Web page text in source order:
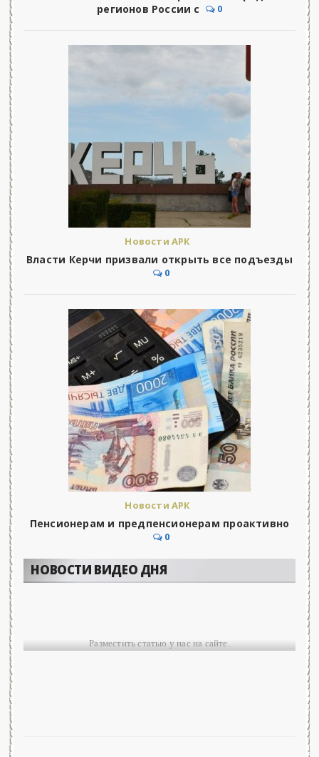
регионов России с
0
Новости АРК
Власти Керчи призвали открыть все подъезды
0
Новости АРК
Пенсионерам и предпенсионерам проактивно
0
НОВОСТИ ВИДЕО ДНЯ
Разместить статью у нас на сайте.